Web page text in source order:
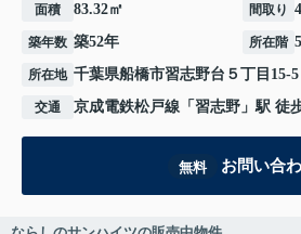
面積 83.32㎡ 間取り
築年数 築52年 所在階
所在地 千葉県船橋市習志野台 ５丁目15-5
交通 京成電鉄松戸線 「 習志野 」駅 徒
無料 お問い合